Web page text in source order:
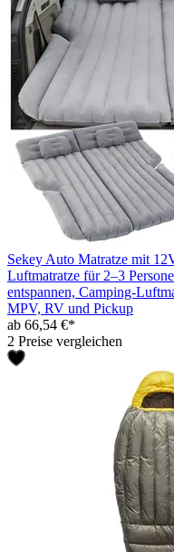
Sekey Auto Matratze mit
Luftmatratze für 2–3
entspannen, Camping-
MPV, RV und Pickup
ab 66,54 €*
2 Preise vergleichen